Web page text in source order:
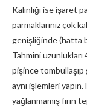
Kalınlığı ise işaret
parmaklarınız çok
genişliğinde (hatta
Tahmini uzunlukları
pişince
aynı işlemleri yapın.
yağlanmamış fırın